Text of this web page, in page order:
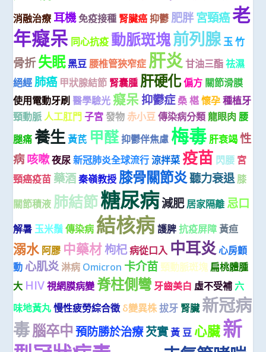
消融治療 耳機免疫接種 腎臟癌 抑鬱 肥胖宮頸癌老
年癡呆 同心抗疫 動脈斑塊前列腺玉 竹
骨折失眠黑豆 腰椎管狹窄症 肝炎 甘油三酯 祛濕
絕經 肺癌 甲狀腺結節 腎囊腫 肝硬化偏方 關節滑膜
使用電動牙刷 醫學驗光 癡呆 抑鬱症桑 椹 懷孕 種植牙
頸動脈 人工肛門 子宮 發物 赤小豆 傳染病分類 龍眼肉 腰
腿痛 養生 黃芪 甲醛抑鬱伴焦慮 梅毒 肝衰竭 性
病咳嗽夜尿 新冠肺炎全球流行 涼拌菜 疫苗 閃腰 宮
頸癌疫苗 藥酒 秦嶺教授 膝骨關節炎聽力衰退 膝
關節積液 肺結節糖尿病減肥 居家隔離 忌口
解暑 玉米鬚 傳染病 結核病 護脾 抗疫屏障 黃疸
溺水 阿膠 中藥材枸杞病從口入 中耳炎心房顫
動 心肌炎淋病 Omicron 卡介苗 頸動脈斑塊 扁桃體腫
大 HIV 視網膜病變 脊柱側彎牙齒美白 虛不受補 六
味地黃丸 慢性疲勞綜合徵 δ變異株拔牙 腎臟 新冠病
毒腦卒中 預防勝於治療芡實黃 豆 心臟新